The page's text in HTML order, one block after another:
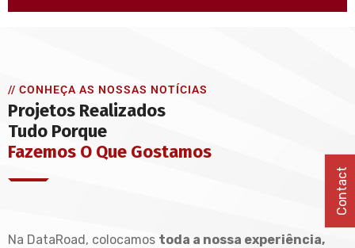
// CONHEÇA AS NOSSAS NOTÍCIAS
Projetos Realizados
Tudo Porque
Fazemos O Que Gostamos
Na DataRoad, colocamos toda a nossa experiência,
Contact